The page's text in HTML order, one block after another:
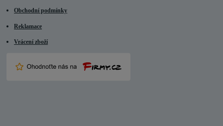
Obchodní podmínky
Reklamace
Vrácení zboží